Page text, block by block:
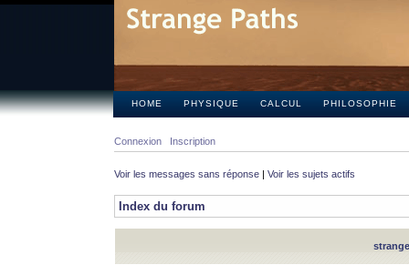
HOME PHYSIQUE CALCUL PHILOSOPHIE
Connexion Inscription
Voir les messages sans réponse | Voir les sujets actifs
Index du forum